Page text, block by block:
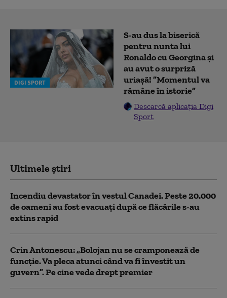
DIGI SPORT
S-au dus la biserică
pentru nunta lui
Ronaldo cu Georgina și
au avut o surpriză
uriașă! ”Momentul va
rămâne în istorie”
Descarcă aplicația Digi
Sport
Ultimele știri
Incendiu devastator în vestul Canadei. Peste 20.000
de oameni au fost evacuați după ce flăcările s-au
extins rapid
Crin Antonescu: „Bolojan nu se cramponează de
funcție. Va pleca atunci când va fi învestit un
guvern”. Pe cine vede drept premier